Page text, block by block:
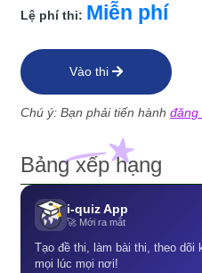
Lệ phí thi: Miễn phí
Vào thi
Chú ý: Bạn phải tiến hành đăng
Bảng xếp hạng
i-quiz App
🚀 Mới ra mắt
Tạo đề thi, làm bài thi, theo
mọi lúc mọi nơi!